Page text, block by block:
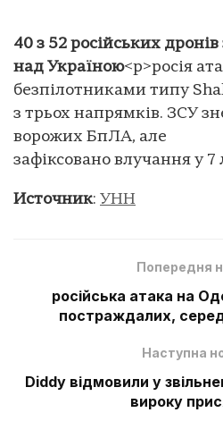
40 з 52 російських
над Україною<p>росія
безпілотниками типу
з трьох напрямків. ЗСУ
ворожих БпЛА, але
зафіксовано влучання у 7
Источник: УНН
Попередня
російська атака на
постраждалих,
Наступна
Diddy відмовили у
вироку